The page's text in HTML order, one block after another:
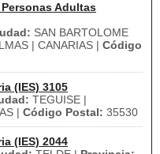
Adultas
SAN BARTOLOME
| CANARIAS | Código
(IES) 3105
TEGUISE |
| Código Postal: 35530
(IES) 2044